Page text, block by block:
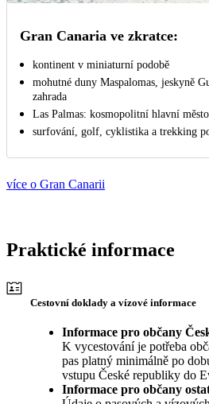
Gran Canaria ve zkratce:
kontinent v miniaturní podobě
mohutné duny Maspalomas, jeskyně
zahrada
Las Palmas: kosmopolitní hlavní
surfování, golf, cyklistika a trekking
více o Gran Canarii
Praktické informace
Cestovní doklady a vízové informace
Informace pro občany
K vycestování je potřeba
pas platný minimálně po
vstupu České republiky do
Informace pro občany